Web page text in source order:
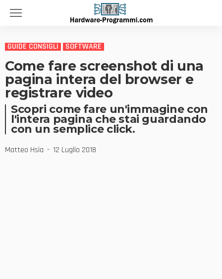
GUIDE CONSIGLI SOFTWARE
Come fare screenshot di una
pagina intera del browser e
registrare video
Scopri come fare un'immagine con
l'intera pagina che stai guardando
con un semplice click.
Matteo Hsia 12 Luglio 2018